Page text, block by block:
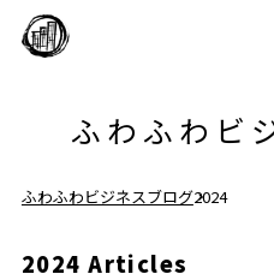
ふわふわビ
ふわふわビジネスブログ2024
2024 Articles